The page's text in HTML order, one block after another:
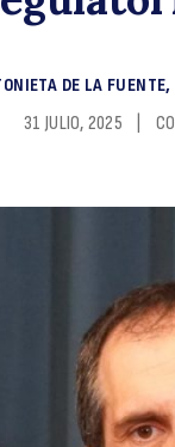
DE LA FUENTE,
31 JULIO, 2025